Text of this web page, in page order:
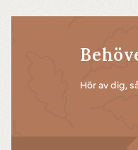
Hör av dig,